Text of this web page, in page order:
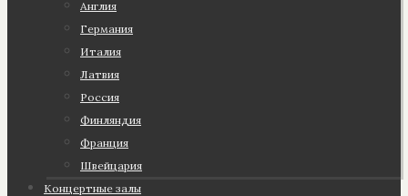
Англия
Германия
Италия
Латвия
Россия
Финляндия
Франция
Швейцария
Концертные залы